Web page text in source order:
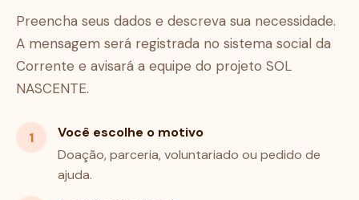
Preencha seus dados e descreva sua necessidade.
A mensagem será registrada no sistema social da
Corrente e avisará a equipe do projeto SOL
NASCENTE.
1
Você escolhe o motivo
Doação, parceria, voluntariado ou pedido de
ajuda.